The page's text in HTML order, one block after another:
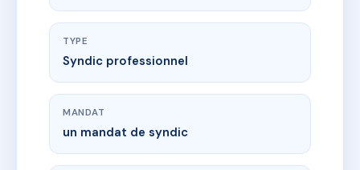
TYPE
Syndic professionnel
MANDAT
un mandat de syndic